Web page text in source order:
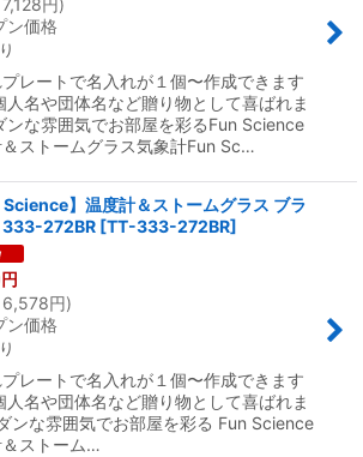
7,128円)
ン価格
レートで名入れが１個〜作成できます
人名や団体名など贈り物として喜ばれま
ンな雰囲気でお部屋を彩るFun Science
ストームグラス気象計Fun Sc…
Science】温度計＆ストームグラス ブラ
272BR [TT-333-272BR]
円
6,578円)
ン価格
レートで名入れが１個〜作成できます
人名や団体名など贈り物として喜ばれま
ンな雰囲気でお部屋を彩る Fun Science
ストーム…